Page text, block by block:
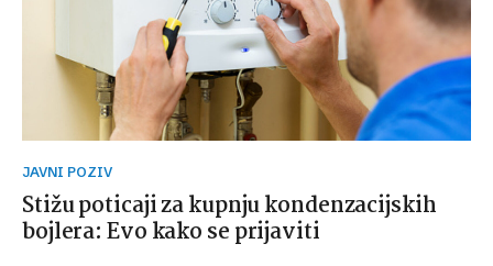
JAVNI POZIV
Stižu poticaji za kupnju kondenzacijskih
bojlera: Evo kako se prijaviti